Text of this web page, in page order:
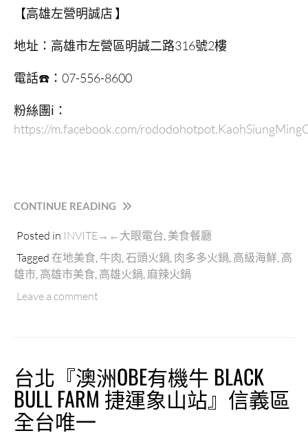
【高雄左營明誠店】
地址：高雄市左營區明誠二路316號2樓
電話☎️：07-556-8600
粉絲團ℹ️：
https://m.facebook.com/
CONTINUE READING
“(高
左
營
區)
【肉
灣
最
暴
Posted in INVITE→←大眼電台 美食餐廳
Tagged 在地美食 牛肉 石頭火鍋 肉多多火鍋 高級海鮮 高
雄市 高雄市美食 高雄火鍋 麻辣火鍋
Leave a comment
台北『澳洲OBE有機牛 BLACK
BULL FARM 捷運象山站』信義區
全台唯一